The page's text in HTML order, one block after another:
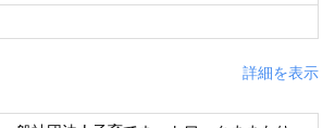
詳細を表示